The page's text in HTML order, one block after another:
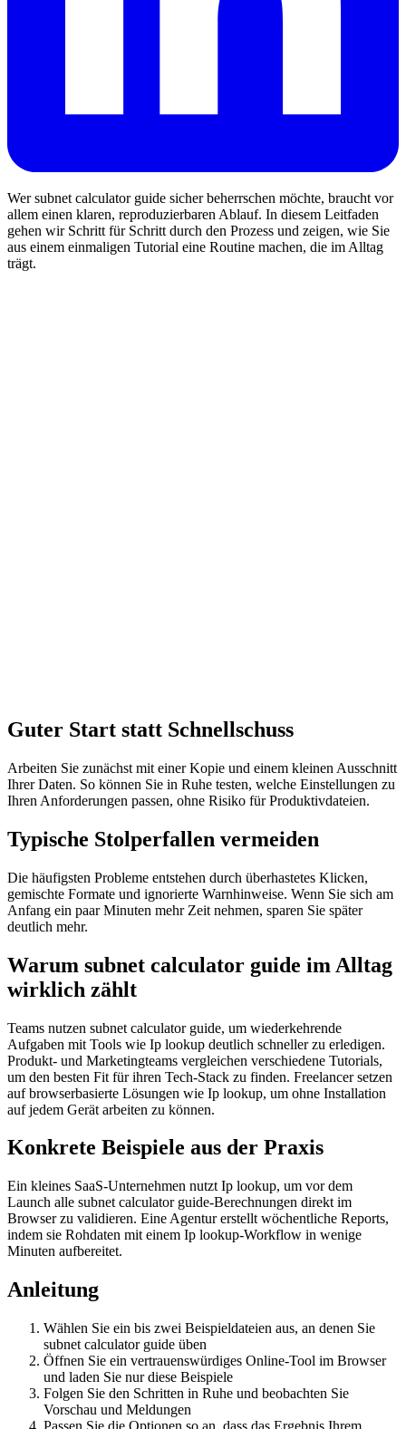
Wer subnet calculator guide sicher beherrschen möchte, braucht vor
allem einen klaren, reproduzierbaren Ablauf. In diesem Leitfaden
gehen wir Schritt für Schritt durch den Prozess und zeigen, wie Sie
aus einem einmaligen Tutorial eine Routine machen, die im Alltag
trägt.
Guter Start statt Schnellschuss
Arbeiten Sie zunächst mit einer Kopie und einem kleinen Ausschnitt
Ihrer Daten. So können Sie in Ruhe testen, welche Einstellungen zu
Ihren Anforderungen passen, ohne Risiko für Produktivdateien.
Typische Stolperfallen vermeiden
Die häufigsten Probleme entstehen durch überhastetes Klicken,
gemischte Formate und ignorierte Warnhinweise. Wenn Sie sich am
Anfang ein paar Minuten mehr Zeit nehmen, sparen Sie später
deutlich mehr.
Warum subnet calculator guide im Alltag
wirklich zählt
Teams nutzen subnet calculator guide, um wiederkehrende
Aufgaben mit Tools wie Ip lookup deutlich schneller zu erledigen.
Produkt- und Marketingteams vergleichen verschiedene Tutorials,
um den besten Fit für ihren Tech-Stack zu finden. Freelancer setzen
auf browserbasierte Lösungen wie Ip lookup, um ohne Installation
auf jedem Gerät arbeiten zu können.
Konkrete Beispiele aus der Praxis
Ein kleines SaaS-Unternehmen nutzt Ip lookup, um vor dem
Launch alle subnet calculator guide-Berechnungen direkt im
Browser zu validieren. Eine Agentur erstellt wöchentliche Reports,
indem sie Rohdaten mit einem Ip lookup-Workflow in wenige
Minuten aufbereitet.
Anleitung
Wählen Sie ein bis zwei Beispieldateien aus, an denen Sie
subnet calculator guide üben
Öffnen Sie ein vertrauenswürdiges Online‑Tool im Browser
und laden Sie nur diese Beispiele
Folgen Sie den Schritten in Ruhe und beobachten Sie
Vorschau und Meldungen